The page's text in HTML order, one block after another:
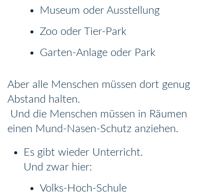
Museum oder Ausstellung
Zoo oder Tier-Park
Garten-Anlage oder Park
Aber alle Menschen müssen dort genug
Abstand halten.
Und die Menschen müssen in Räumen
einen Mund-Nasen-Schutz anziehen.
Es gibt wieder Unterricht.
Und zwar hier:
Volks-Hoch-Schule